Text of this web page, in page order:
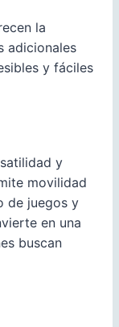
la
adicionales
y fáciles
y
movilidad
de juegos y
en una
buscan